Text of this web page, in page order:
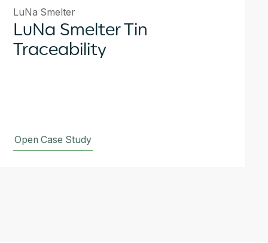
LuNa Smelter
LuNa Smelter Tin
Traceability
Open Case Study